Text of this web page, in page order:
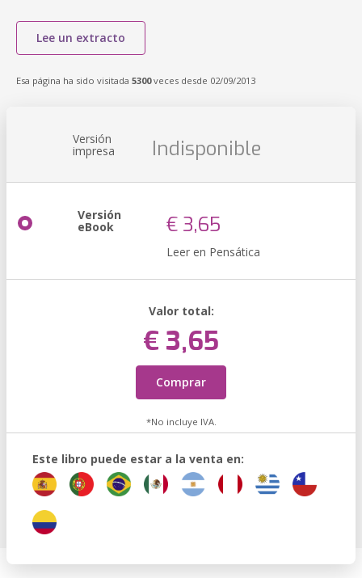
Lee un extracto
Esa página ha sido visitada 5300veces desde 02/09/2013
Versión
impresa Indisponible
Versión
eBook € 3,65
Leer en Pensática
Valor total:
€ 3,65
Comprar
*No incluye IVA.
Este libro puede estar a la venta en: